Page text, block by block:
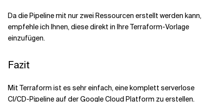
Da die Pipeline mit nur zwei Ressourcen erstellt werden kann,
empfehle ich Ihnen, diese direkt in Ihre Terraform-Vorlage
einzufügen.
Fazit
Mit Terraform ist es sehr einfach, eine komplett serverlose
CI/CD-Pipeline auf der Google Cloud Platform zu erstellen.